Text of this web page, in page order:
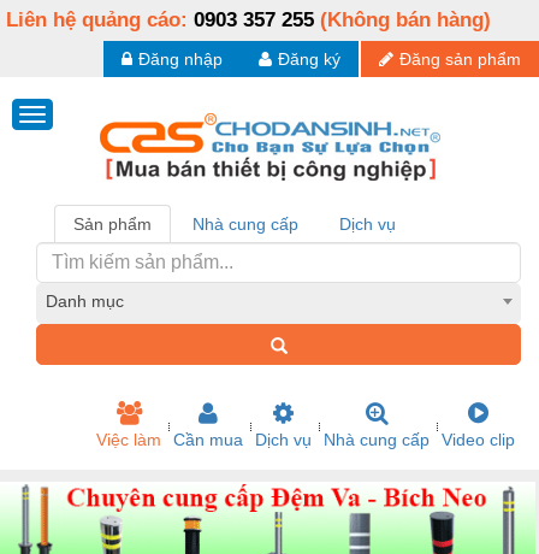
Liên hệ quảng cáo: 0903 357 255 (Không bán hàng)
Đăng sản phẩm
Đăng ký
Đăng nhập
Sản phẩm Nhà cung cấp Dịch vụ
Danh mục
Việc làm Cần mua Dịch vụ Nhà cung cấp Video clip